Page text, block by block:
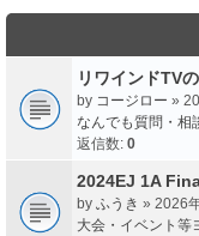
リワインドTV
by コージロー »
なんでも質問・相
返信数: 0
2024EJ 1A
by ふうき » 2026
大会・イベント等